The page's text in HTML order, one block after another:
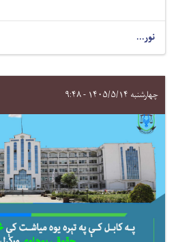
نور...
چهارشنبه ۱۴۰۵/۵/۱۴ - ۹:۴۸